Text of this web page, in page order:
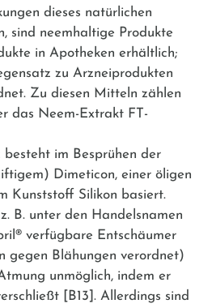
dieses natürlichen
sind neemhaltige Produkte
in Apotheken erhältlich;
zu Arzneiprodukten
Zu diesen Mitteln zählen
das Neem-Extrakt FT-
besteht im Besprühen der
Dimeticon, einer öligen
Kunststoff Silikon basiert.
B. unter den Handelsnamen
verfügbare Entschäumer
gegen Blähungen verordnet)
unmöglich, indem er
[B13]. Allerdings sind